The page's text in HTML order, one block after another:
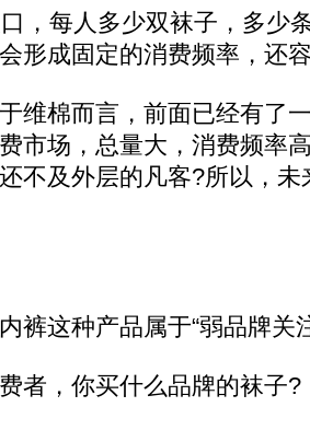
每人多少双袜子，多少
形成固定的消费频率，还
棉而言，前面已经有了
市场，总量大，消费频率
不及外层的凡客?所以，
这种产品属于“弱品牌关
，你买什么品牌的袜子?